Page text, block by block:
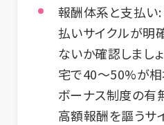
報酬体系と支払い
払いサイクルが明
ないか確認しまし
宅で40〜50%が相
ボーナス制度の有
高額報酬を謳うサ